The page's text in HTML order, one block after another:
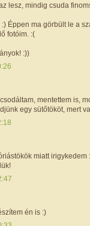
lesz, mindig csuda
Éppen ma görbült le a
fotóim. :(
:))
mentettem is,
egy sütőtököt, mert
miatt
én is :)